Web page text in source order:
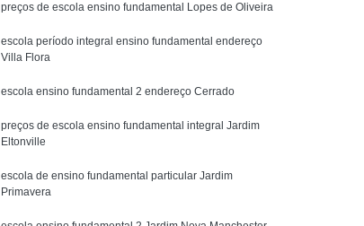
preços de escola ensino fundamental Lopes de Oliveira
escola período integral ensino fundamental endereço
Villa Flora
escola ensino fundamental 2 endereço Cerrado
preços de escola ensino fundamental integral Jardim
Eltonville
escola de ensino fundamental particular Jardim
Primavera